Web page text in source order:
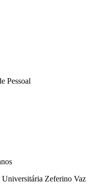
Pessoal
Zeferino Vaz